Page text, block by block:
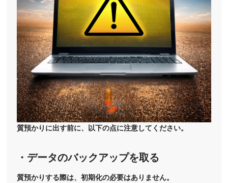
質預かりに出す前に、以下の点に注意してください。
・データのバックアップを取る
質預かりする際は、初期化の必要はありません。